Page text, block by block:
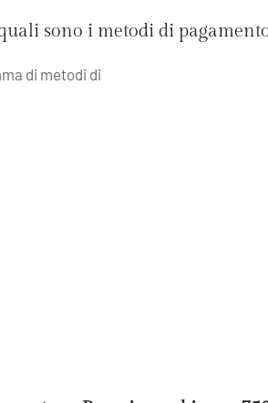
sono i metodi di
di metodi di